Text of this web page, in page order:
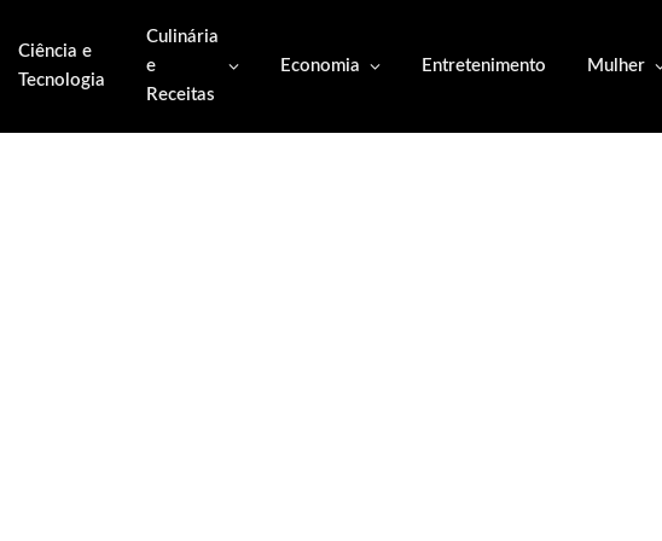
Ciência e
Tecnologia
Culinária
e
Receitas
Economia Entretenimento Mulher